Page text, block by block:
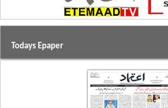
Todays Epaper